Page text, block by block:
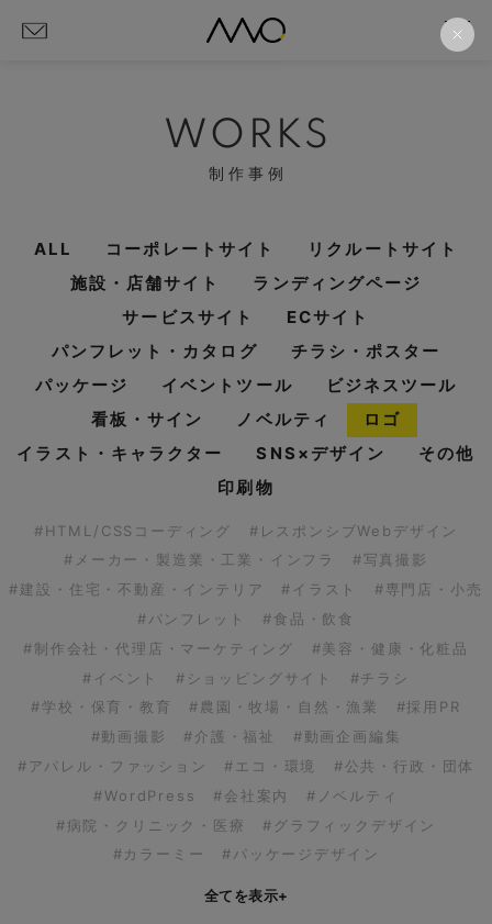
WORKS
制作事例
ALL コーポレートサイト
リクルートサイト
施設・店舗サイト
ランディングページ
サービスサイト
ECサイト
パンフレット・カタログ
チラシ・ポスター
パッケージ
イベントツール
ビジネスツール
看板・サイン
ノベルティ
ロゴ
イラスト・キャラクター
SNS×デザイン
その他
印刷物
#HTML/CSSコーディング
#レスポンシブWebデザイン
#メーカー・製造業・工業・インフラ
#写真撮影
#建設・住宅・不動産・インテリア
#イラスト
#専門店・小売
#パンフレット
#食品・飲食
#制作会社・代理店・マーケティング
#美容・健康・化粧品
#イベント
#ショッピングサイト
#チラシ
#学校・保育・教育
#農園・牧場・自然・漁業
#採用PR
#動画撮影
#介護・福祉
#動画企画編集
#アパレル・ファッション
#エコ・環境
#公共・行政・団体
#WordPress
#会社案内
#ノベルティ
#病院・クリニック・医療
#グラフィックデザイン
#カラーミー
#パッケージデザイン
全てを表示+